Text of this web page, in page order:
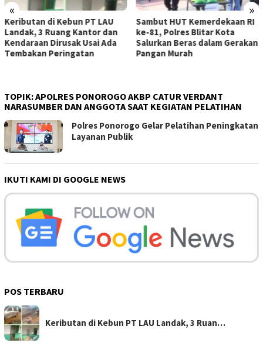
« »
Sambut HUT Kemerdekaan RI
ke-81, Polres Blitar Kota
Salurkan Beras dalam Gerakan
Pangan Murah
Perum Bulog Kancab
Ponorogo Pastikan Stok
di Magetan Aman Hingga
Tahun Depan
TOPIK:APOLRES PONOROGO AKBP CATUR VERDANT
NARASUMBER DAN ANGGOTA SAAT KEGIATAN PELATIHAN
Polres Ponorogo Gelar Pelatihan Peningkatan
Layanan Publik
IKUTI KAMI DI GOOGLE NEWS
POS TERBARU
Keributan di Kebun PT LAU Landak, 3 Ruan…